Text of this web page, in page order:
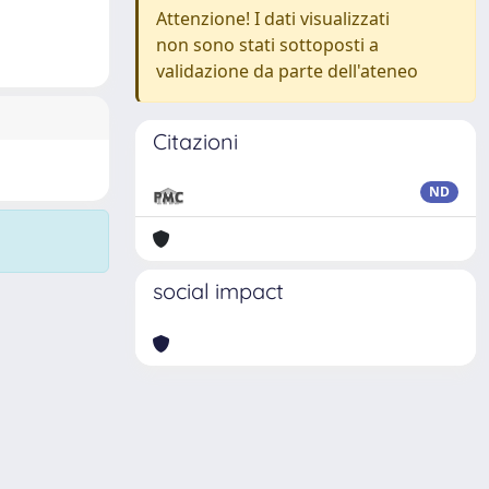
Attenzione! I dati visualizzati
non sono stati sottoposti a
validazione da parte dell'ateneo
Citazioni
ND
social impact